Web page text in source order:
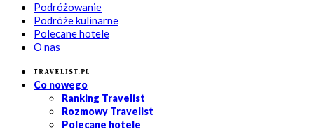
Podróżowanie
Podróże kulinarne
Polecane hotele
O nas
Travelist.pl
Co nowego
Ranking Travelist
Rozmowy Travelist
Polecane hotele